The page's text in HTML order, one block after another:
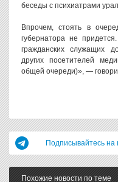
беседы с психиатрами
Впрочем, стоять в
губернатора не
гражданских служащих
других посетителей
общей очереди)», —
Подписывайтесь на
Похожие новости по теме